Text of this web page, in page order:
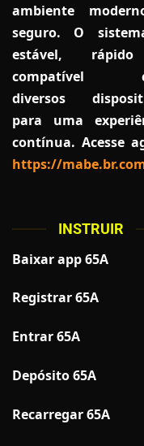
ambiente
seguro. O
estável,
compatível
diversos
para uma
contínua. Acesse
https://
INSTRUIR
Baixar app 65A
Registrar 65A
Entrar 65A
Depósito 65A
Recarregar 65A